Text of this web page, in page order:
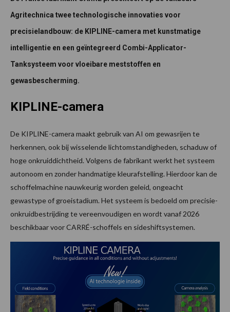
Agritechnica twee technologische innovaties voor
precisielandbouw: de KIPLINE-camera met kunstmatige
intelligentie en een geïntegreerd Combi-Applicator-
Tanksysteem voor vloeibare meststoffen en
gewasbescherming.
KIPLINE-camera
De KIPLINE-camera maakt gebruik van AI om gewasrijen te
herkennen, ook bij wisselende lichtomstandigheden, schaduw of
hoge onkruiddichtheid. Volgens de fabrikant werkt het systeem
autonoom en zonder handmatige kleurafstelling. Hierdoor kan de
schoffelmachine nauwkeurig worden geleid, ongeacht
gewastype of groeistadium. Het systeem is bedoeld om precisie-
onkruidbestrijding te vereenvoudigen en wordt vanaf 2026
beschikbaar voor CARRÉ-schoffels en sideshiftsystemen.